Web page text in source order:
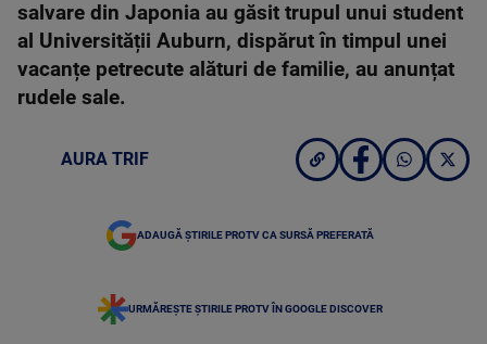
salvare din Japonia au găsit trupul unui student
al Universității Auburn, dispărut în timpul unei
vacanțe petrecute alături de familie, au anunțat
rudele sale.
AURA TRIF
ADAUGĂ ȘTIRILE PROTV CA SURSĂ PREFERATĂ
URMĂREȘTE ȘTIRILE PROTV ÎN GOOGLE DISCOVER